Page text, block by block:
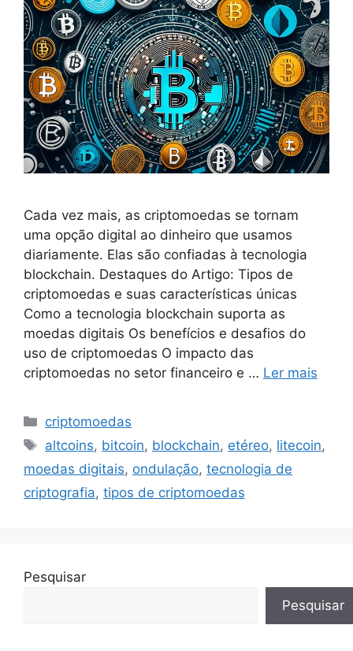
Cada vez mais, as criptomoedas se tornam
uma opção digital ao dinheiro que usamos
diariamente. Elas são confiadas à tecnologia
blockchain. Destaques do Artigo: Tipos de
criptomoedas e suas características únicas
Como a tecnologia blockchain suporta as
moedas digitais Os benefícios e desafios do
uso de criptomoedas O impacto das
criptomoedas no setor financeiro e … Ler mais
Categorias
criptomoedas
Tags
altcoins, bitcoin, blockchain, etéreo, litecoin,
moedas digitais, ondulação, tecnologia de
criptografia, tipos de criptomoedas
Pesquisar
Pesquisar